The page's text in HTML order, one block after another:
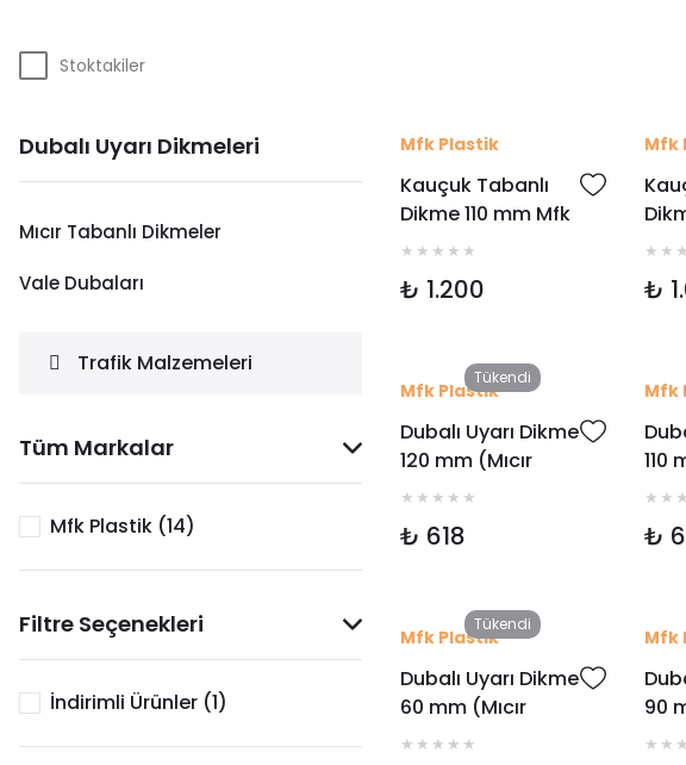
Stoktakiler
Dubalı Uyarı Dikmeleri
Mıcır Tabanlı Dikmeler
Vale Dubaları
Trafik Malzemeleri
Tüm Markalar
Mfk Plastik (14)
Filtre Seçenekleri
İndirimli Ürünler (1)
Mfk Plastik
Kauçuk Tabanlı
Dikme 110 mm Mfk
4115
₺ 1.200
Mfk
4125
₺
Tükendi
Mfk Plastik
Dubalı Uyarı Dikme
120 mm (Mıcır
Tabanlı) Mfk 4120
₺ 618
Mfk
110
₺
Tükendi
Mfk Plastik
Dubalı Uyarı Dikme
60 mm (Mıcır
Tabanlı)
Mfk
90